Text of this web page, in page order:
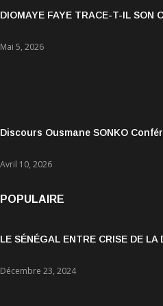
DIOMAYE FAYE TRACE-T-IL SON
Mai 5, 2026
Discours Ousmane SONKO
Avril 10, 2026
POPULAIRE
LE SÉNÉGAL ENTRE CRISE DE
Décembre 23, 2024